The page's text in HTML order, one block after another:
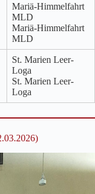
Mariä-Himmelfahrt
MLD
Mariä-Himmelfahrt
MLD
St. Marien Leer-
Loga
St. Marien Leer-
Loga